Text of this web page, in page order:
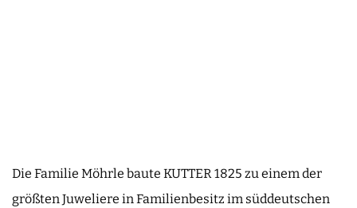
Die Familie Möhrle baute KUTTER 1825 zu einem der
größten Juweliere in Familienbesitz im süddeutschen